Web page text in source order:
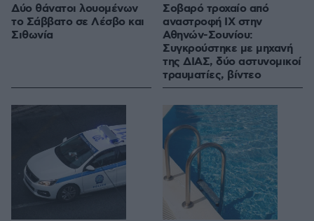
Δύο θάνατοι λουομένων
το Σάββατο σε Λέσβο και
Σιθωνία
Σοβαρό τροχαίο από
αναστροφή ΙΧ στην
Αθηνών-Σουνίου:
Συγκρούστηκε με μηχανή
της ΔΙΑΣ, δύο αστυνομικοί
τραυματίες, βίντεο